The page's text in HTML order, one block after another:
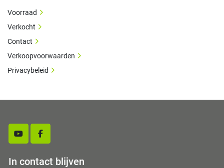
youtubefacebook
In contact blijven
Voorraad
Verkocht
Contact
Verkoopvoorwaarden
Privacybeleid